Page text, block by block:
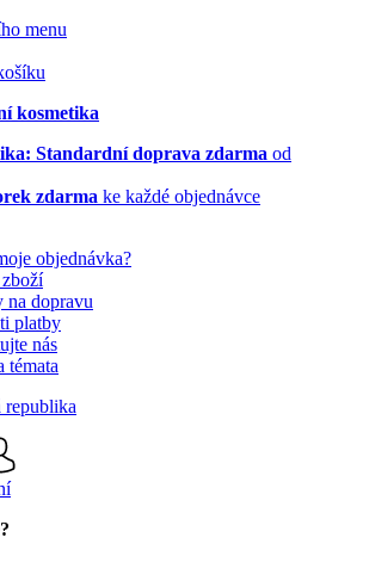
menu
kosmetika
Standardní doprava zdarma od
zdarma ke každé objednávce
objednávka?
na dopravu
platby
nás
témata